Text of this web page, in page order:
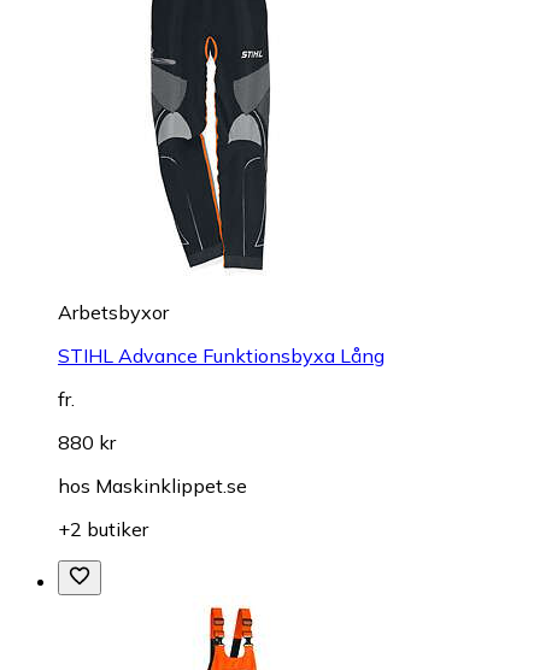
Arbetsbyxor
STIHL Advance Funktionsbyxa Lång
fr.
880 kr
hos Maskinklippet.se
+2 butiker